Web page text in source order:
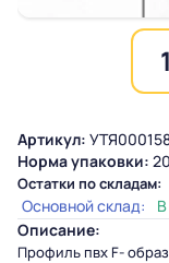
Артикул:
Норма упаковки:
Остатки по складам:
Основной склад:
Описание:
Профиль пвх F-